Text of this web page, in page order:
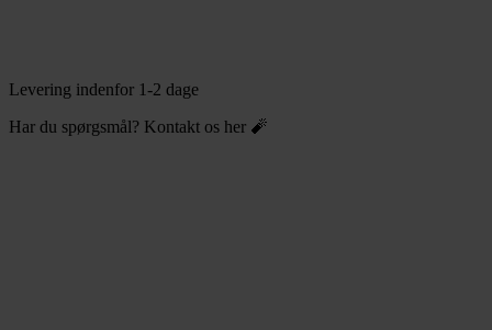
Levering indenfor 1-2 dage
Har du spørgsmål? Kontakt os her 🧨